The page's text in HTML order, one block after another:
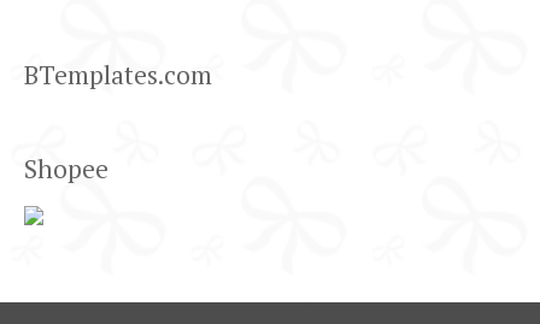
BTemplates.com
Shopee